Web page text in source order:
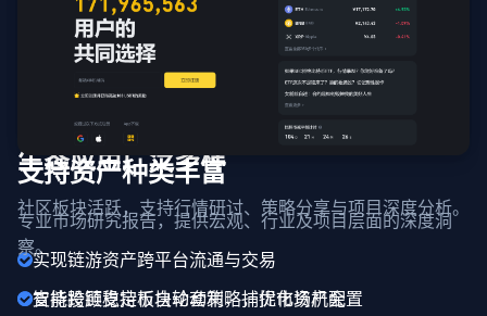
生态应用广泛多样
社区板块活跃，支持行情研讨、策略分享与项目深度分析。
实现链游资产跨平台流通与交易
支持跨链稳定币自动套利，捕捉市场机会
支持资产种类丰富
专业市场研究报告，提供宏观、行业及项目层面的深度洞
察。
智能投顾支持板块轮动策略，优化资产配置